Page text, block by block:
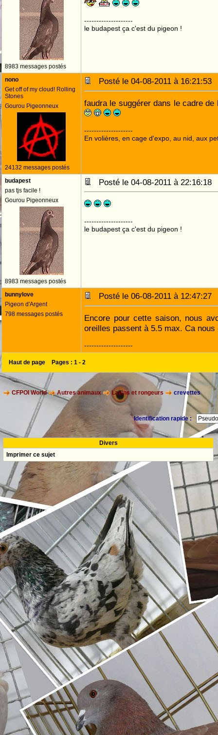
8983 messages postés
--------------------
le budapest ça c'est du pigeon !
nono
Get off of my cloud! Rolling
Stones
Gourou Pigeonneux
24132 messages postés
Posté le 04-08-2011 à
faudra le suggérer dans le cadre
--------------------
En volières, en cage d'expo, au nid, aux
budapest
pas tjs facile !
Gourou Pigeonneux
8983 messages postés
Posté le 04-08-2011 à
--------------------
le budapest ça c'est du pigeon !
bunnylove
Pigeon d'Argent
798 messages postés
Posté le 06-08-2011 à
Encore pour cette saison, nous
oreilles passent à 5.5 max. Ca
--------------------
Haut de page Pages : 1 - 2
CFPOI World Autres animaux Lapins et rongeurs crevettes
Identification rapide :
Divers
Imprimer ce sujet